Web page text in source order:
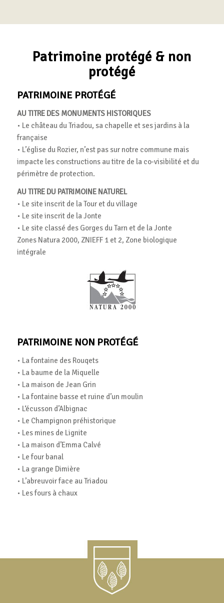
Patrimoine protégé & non
protégé
PATRIMOINE PROTÉGÉ
AU TITRE DES MONUMENTS HISTORIQUES
• Le château du Triadou, sa chapelle et ses jardins à la
française
• L’église du Rozier, n’est pas sur notre commune mais
impacte les constructions au titre de la co-visibilité et du
périmètre de protection.
AU TITRE DU PATRIMOINE NATUREL
• Le site inscrit de la Tour et du village
• Le site inscrit de la Jonte
• Le site classé des Gorges du Tarn et de la Jonte
Zones Natura 2000, ZNIEFF 1 et 2, Zone biologique
intégrale
PATRIMOINE NON PROTÉGÉ
• La fontaine des Rouqets
• La baume de la Miquelle
• La maison de Jean Grin
• La fontaine basse et ruine d’un moulin
• L‘écusson d’Albignac
• Le Champignon préhistorique
• Les mines de Lignite
• La maison d’Emma Calvé
• Le four banal
• La grange Dimière
• L’abreuvoir face au Triadou
• Les fours à chaux